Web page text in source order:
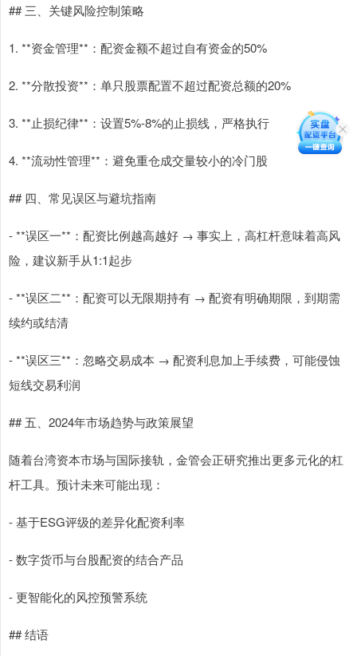
## 三、关键风险控制策略
1. **资金管理**：配资金额不超过自有资金的50%
2. **分散投资**：单只股票配置不超过配资总额的20%
3. **止损纪律**：设置5%-8%的止损线，严格执行
4. **流动性管理**：避免重仓成交量较小的冷门股
## 四、常见误区与避坑指南
- **误区一**：配资比例越高越好 → 事实上，高杠杆意味着高风
险，建议新手从1:1起步
- **误区二**：配资可以无限期持有 → 配资有明确期限，到期需
续约或结清
- **误区三**：忽略交易成本 → 配资利息加上手续费，可能侵蚀
短线交易利润
## 五、2024年市场趋势与政策展望
随着台湾资本市场与国际接轨，金管会正研究推出更多元化的杠
杆工具。预计未来可能出现：
- 基于ESG评级的差异化配资利率
- 数字货币与台股配资的结合产品
- 更智能化的风控预警系统
## 结语